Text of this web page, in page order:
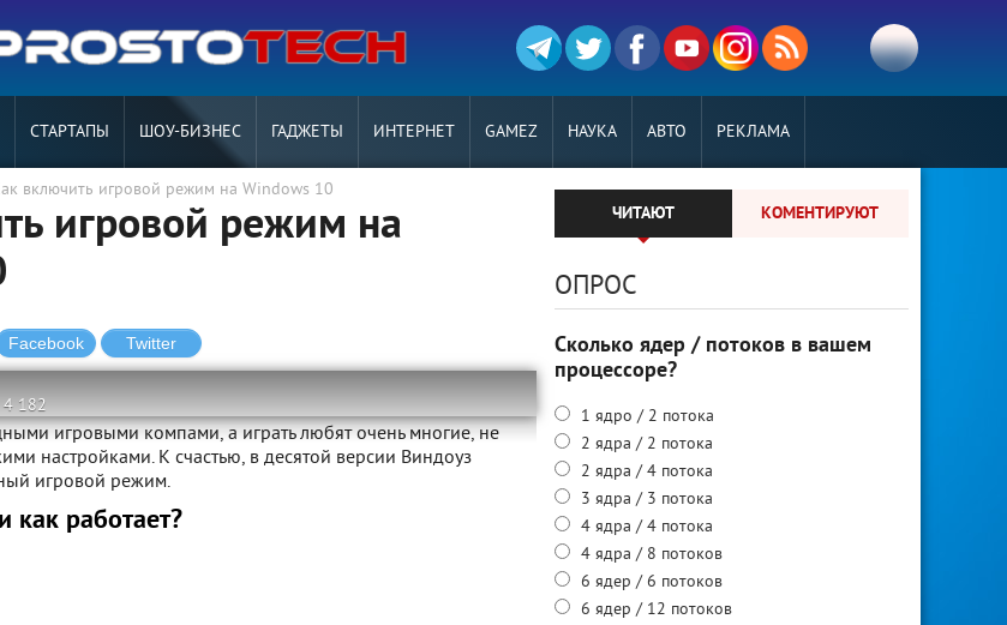
СТАРТАПЫ ШОУ-БИЗНЕС ГАДЖЕТЫ ИНТЕРНЕТ GAMEZ НАУКА АВТО РЕКЛАМА
включить игровой режим на Windows 10
игровой режим на
4 182
игровыми компами, а играть любят очень многие, не
настройками. К счастью, в десятой версии Виндоуз
игровой режим.
как работает?
ЧИТАЮТ КОМЕНТИРУЮТ
ОПРОС
Сколько ядер / потоков в вашем
процессоре?
1 ядро / 2 потока
2 ядра / 2 потока
2 ядра / 4 потока
3 ядра / 3 потока
4 ядра / 4 потока
4 ядра / 8 потоков
6 ядер / 6 потоков
6 ядер / 12 потоков